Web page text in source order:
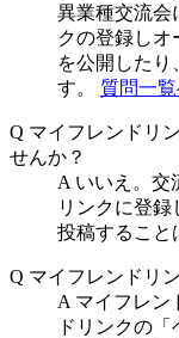
異業種交流会
クの登録しオ
を公開した
す。 質問一
Q マイフレンドリ
せんか？
A いいえ。交
リンクに登
投稿すること
Q マイフレンドリ
A マイフレン
ドリンクの